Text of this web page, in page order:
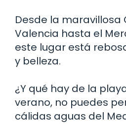
Desde la maravillosa
Valencia hasta el
este lugar está
y belleza.
¿Y qué hay de la
verano, no puedes
cálidas aguas del